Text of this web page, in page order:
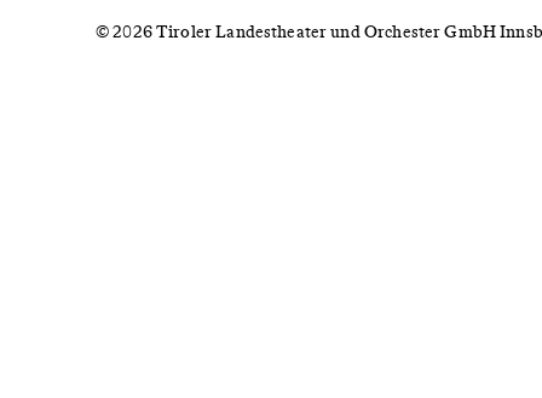
© 2026 Tiroler Landestheater und Orchester GmbH